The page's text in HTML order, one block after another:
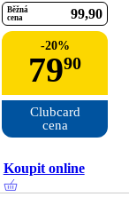
Běžná
cena
99 90
-20%
7990
Clubcard
cena
Koupit online